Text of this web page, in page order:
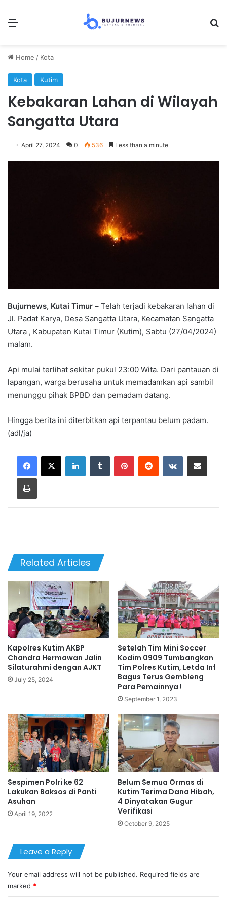
Menu
Home / Kota
Kota Kutim
Kebakaran Lahan di Wilayah
Sangatta Utara
April 27, 2024 0 536 Less than a minute
Bujurnews, Kutai Timur – Telah terjadi kebakaran lahan di
Jl. Padat Karya, Desa Sangatta Utara, Kecamatan Sangatta
Utara , Kabupaten Kutai Timur (Kutim), Sabtu (27/04/2024)
malam.
Api mulai terlihat sekitar pukul 23:00 Wita. Dari pantauan di
lapangan, warga berusaha untuk memadamkan api sambil
menunggu pihak BPBD dan pemadam datang.
Hingga berita ini diterbitkan api terpantau belum padam.
(adl/ja)
LinkedInTumblr PinterestReddit VKontakteShare via Email
Print
Related Articles
Kapolres Kutim AKBP
Chandra Hermawan Jalin
Silaturahmi dengan AJKT
July 25, 2024
Setelah Tim Mini Soccer
Kodim 0909 Tumbangkan
Tim Polres Kutim, Letda Inf
Bagus Terus Gembleng
Para Pemainnya !
September 1, 2023
Sespimen Polri ke 62
Lakukan Baksos di Panti
Asuhan
April 19, 2022
Belum Semua Ormas di
Kutim Terima Dana Hibah,
4 Dinyatakan Gugur
Verifikasi
October 9, 2025
Leave a Reply
Your email address will not be published. Required fields are
marked *